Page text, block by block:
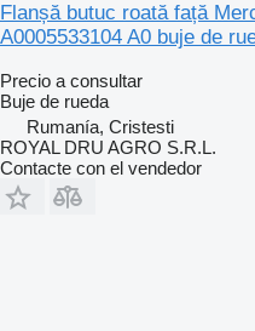
Flanșă butuc roată față
A0005533104 A0 buje de
Precio a consultar
Buje de rueda
Rumanía, Cristesti
ROYAL DRU AGRO S.R.L.
Contacte con el vendedor